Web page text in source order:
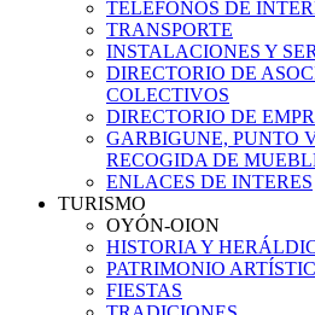
TELÉFONOS DE
TRANSPORTE
INSTALACIONES Y
DIRECTORIO DE
COLECTIVOS
DIRECTORIO DE
GARBIGUNE, PUNTO
RECOGIDA DE
ENLACES DE INTERES
TURISMO
OYÓN-OION
HISTORIA Y
PATRIMONIO
FIESTAS